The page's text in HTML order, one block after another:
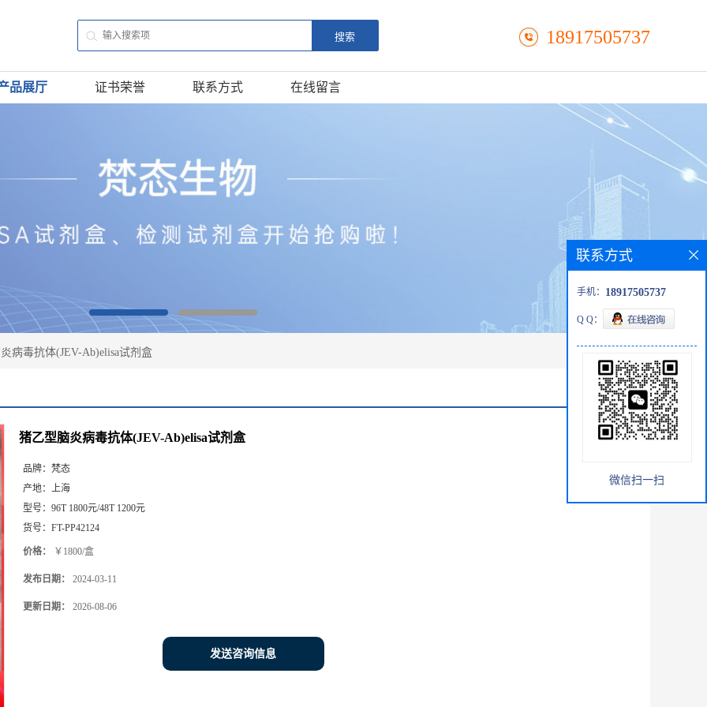
18917505737
品展厅 证书荣誉 联系方式 在线留言
病毒抗体(JEV-Ab)elisa试剂盒
猪乙型脑炎病毒抗体(JEV-Ab)elisa试剂盒
品牌： 梵态
产地： 上海
型号： 96T 1800元/48T 1200元
货号： FT-PP42124
价格： ￥1800/盒
发布日期： 2024-03-11
更新日期： 2026-08-06
发送咨询信息
联系方式
手机： 18917505737
Q Q：
微信扫一扫